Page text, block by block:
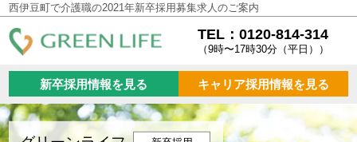
西伊豆町で介護職の2021年新卒採用募集求人のご案内
TEL：0120-814-314
（9時〜17時30分（平日））
新卒採用情報を見る キャリア採用情報を見る